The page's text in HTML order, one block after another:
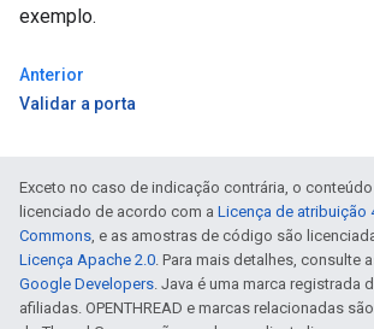
exemplo.
Anterior
Validar a porta
Exceto no caso de indicação contrária, o
licenciado de acordo com a Licença de atribuição
Commons, e as amostras de código são
Licença Apache 2.0. Para mais detalhes, consulte
Google Developers. Java é uma marca registrada
afiliadas. OPENTHREAD e marcas relacionadas